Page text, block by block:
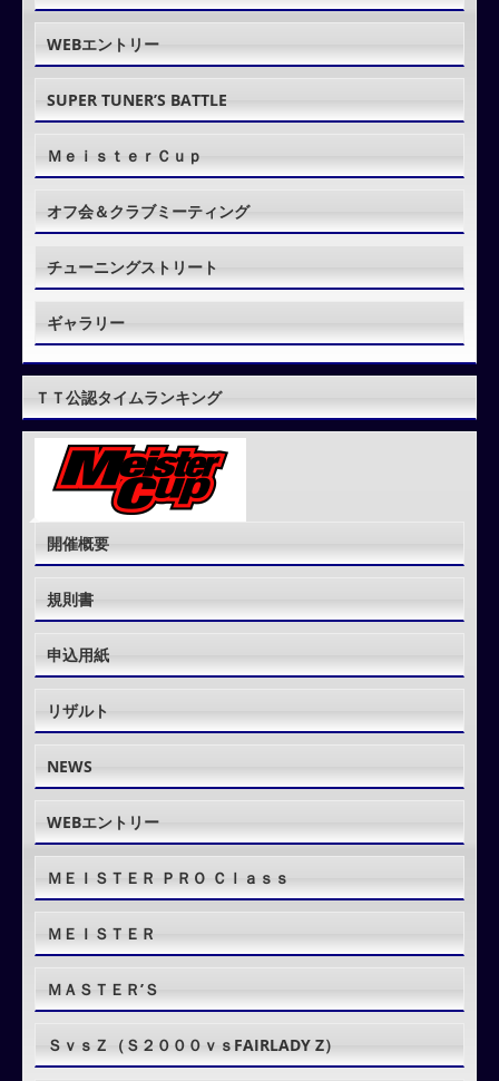
WEBエントリー
SUPER TUNER’S BATTLE
ＭｅｉｓｔｅｒＣｕｐ
オフ会＆クラブミーティング
チューニングストリート
ギャラリー
ＴＴ公認タイムランキング
開催概要
規則書
申込用紙
リザルト
NEWS
WEBエントリー
ＭＥＩＳＴＥＲ ＰＲＯ Ｃｌａｓｓ
ＭＥＩＳＴＥＲ
ＭＡＳＴＥＲ’Ｓ
ＳｖｓＺ（Ｓ２０００ｖｓFAIRLADY Z）